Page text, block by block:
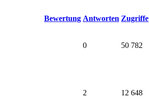
Bewertung Antworten Zugriffe
0 50 782
2 12 648